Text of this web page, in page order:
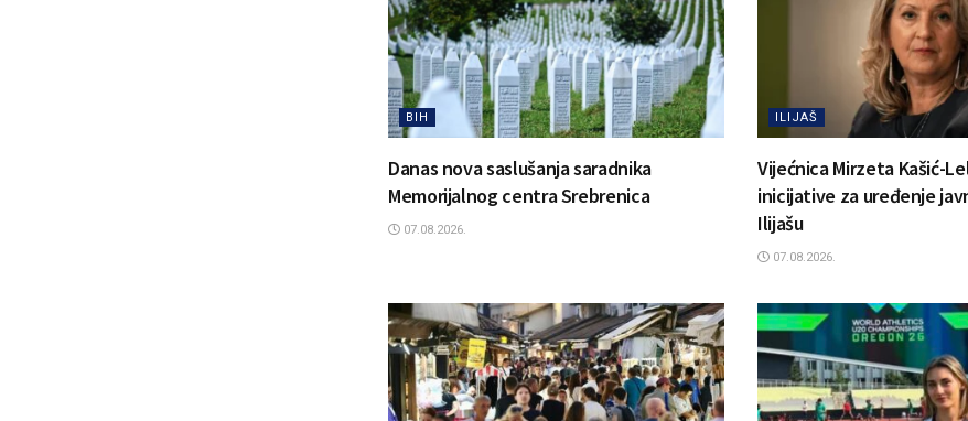
BIH
Danas nova saslušanja saradnika
Memorijalnog centra Srebrenica
07.08.2026.
ILIJAŠ
Vijećnica Mirzeta Kašić-
inicijative za uređenje
Ilijašu
07.08.2026.